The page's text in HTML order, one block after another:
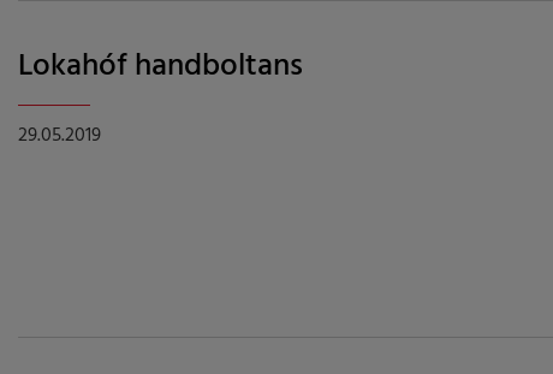
Lokahóf handboltans
29.05.2019